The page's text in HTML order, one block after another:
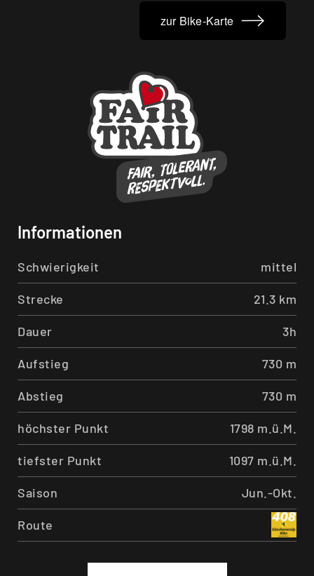
zur Bike-Karte
Informationen
Schwierigkeit mittel
Strecke 21.3 km
Dauer 3h
Aufstieg 730 m
Abstieg 730 m
höchster Punkt 1798 m.ü.M.
tiefster Punkt 1097 m.ü.M.
Saison Jun.-Okt.
Route